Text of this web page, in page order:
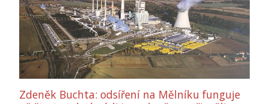
Zdeněk Buchta: odsíření na Mělníku funguje